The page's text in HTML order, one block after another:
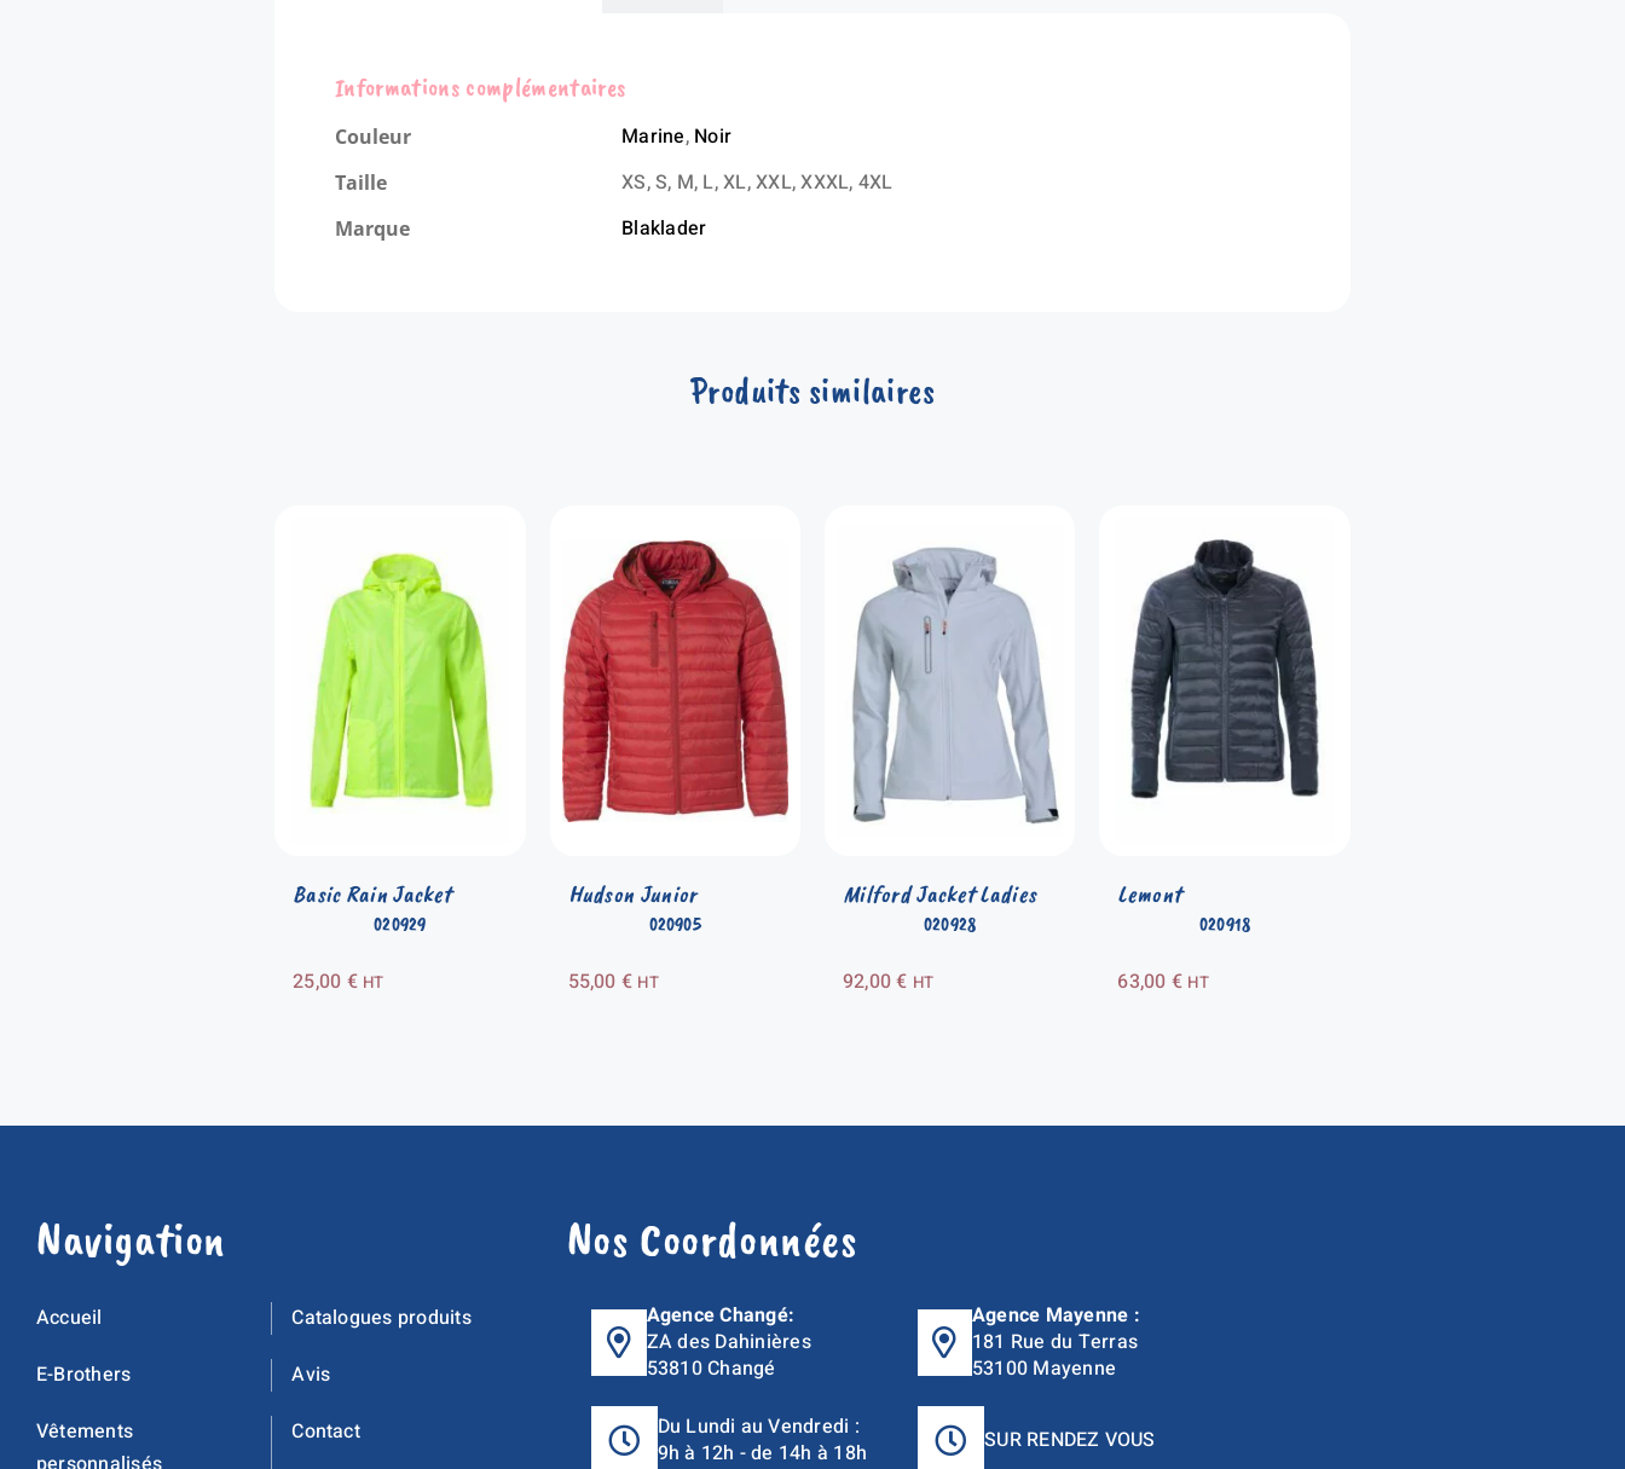
Informations complémentaires
Couleur Marine, Noir
Taille XS, S, M, L, XL, XXL, XXXL, 4XL
Marque Blaklader
Produits similaires
020929
Basic Rain Jacket
25,00 € HT
020905
Hudson Junior
55,00 € HT
020928
Milford Jacket Ladies
92,00€ HT
020918
Lemont
63,00 € HT
Navigation
Accueil
E-Brothers
Vêtements
Catalogues produits
Avis
Contact
Nos Coordonnées
Agence Changé:
ZA des Dahinières
53810 Changé
Du Lundi au Vendredi :
9h à 12h - de 14h à 18h
Agence Mayenne :
181 Rue du Terras
53100 Mayenne
SUR RENDEZ VOUS